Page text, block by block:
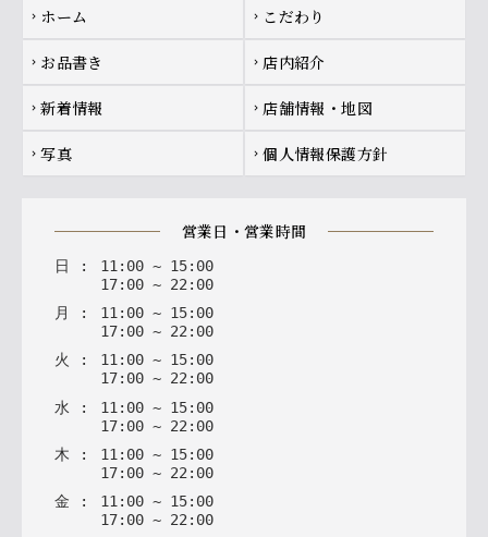
Footer navigation
chevron_right ホーム chevron_right こだわり
chevron_right お品書き chevron_right 店内紹介
chevron_right 新着情報 chevron_right 店舗情報・地図
chevron_right 写真 chevron_right 個人情報保護方針
営業日・営業時間
日 : 11 : 00 ~ 15: 00
17: 00 ~ 22 : 00
月
: 11: 00 ~ 15: 00
17: 00 ~ 22: 00
火
: 11: 00 ~ 15: 00
17: 00 ~ 22: 00
水 : 11 : 00 ~ 15: 00
17: 00 ~ 22 : 00
木 : 11 : 00 ~ 15: 00
17: 00 ~ 22 : 00
金 : 11 : 00 ~ 15: 00
17: 00 ~ 22 : 00